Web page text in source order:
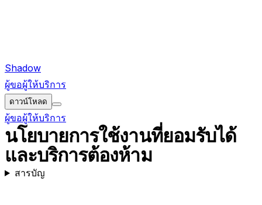
Shadow
ผู้ขอผู้ให้บริการ
ดาวน์โหลด
ผู้ขอผู้ให้บริการ
นโยบายการใช้งานที่ยอมรับได้
และบริการต้องห้าม
สารบัญ